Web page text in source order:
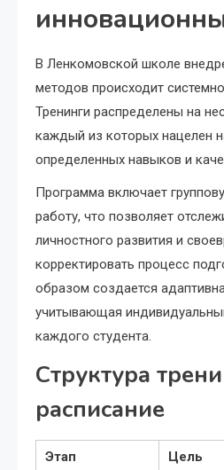
В Ленкомовской школе
методов происходит
Тренинги распределены на
каждый из которых нацелен
определенных навыков и
Программа включает
работу, что позволяет
личностного развития и
корректировать процесс
образом создается
учитывающая
каждого студента.
Структура
расписание
Этап
Цель